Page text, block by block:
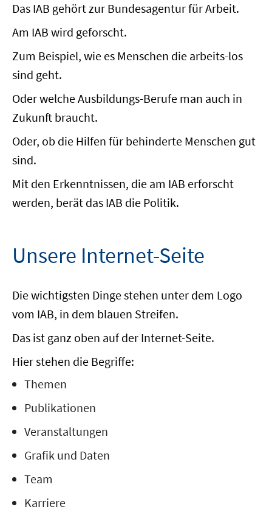
Das IAB gehört zur Bundesagentur für Arbeit.
Am IAB wird geforscht.
Zum Beispiel, wie es Menschen die arbeits-los
sind geht.
Oder welche Ausbildungs-Berufe man auch in
Zukunft braucht.
Oder, ob die Hilfen für behinderte Menschen gut
sind.
Mit den Erkenntnissen, die am IAB erforscht
werden, berät das IAB die Politik.
Unsere Internet-Seite
Die wichtigsten Dinge stehen unter dem Logo
vom IAB, in dem blauen Streifen.
Das ist ganz oben auf der Internet-Seite.
Hier stehen die Begriffe:
Themen
Publikationen
Veranstaltungen
Grafik und Daten
Team
Karriere